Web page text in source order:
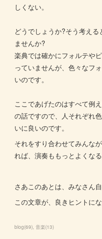
しくない。
どうでしょうか?そう考え
ませんか?
楽典では確かにフォルテや
っていませんが、色々なフ
いのです。
ここであげたのはすべて例
の話ですので、人それぞれ
いに良いのです。
それをすり合わせてみんな
れば、演奏ももっとよくな
さあこのあとは、みなさん
この文章が、良きヒントに
blog(69) 音楽(13)